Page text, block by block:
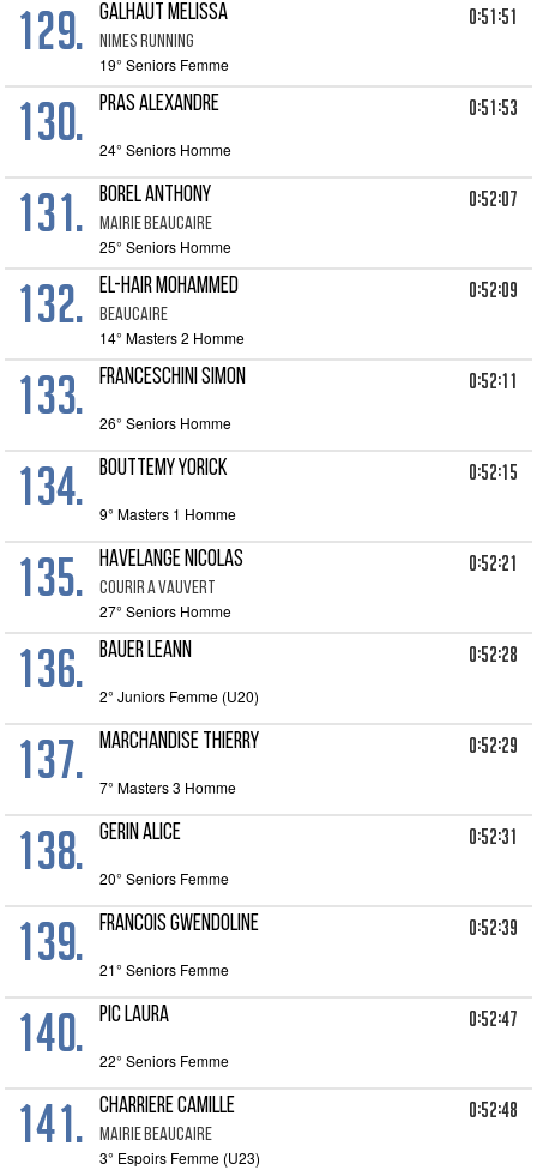
129. GALHAUT MELISSA
NIMES RUNNING
0:51:51
19° Seniors Femme
130. PRAS ALEXANDRE 0:51:53
24° Seniors Homme
131. BOREL ANTHONY
MAIRIE BEAUCAIRE
0:52:07
25° Seniors Homme
132. EL-HAIR MOHAMMED
BEAUCAIRE
0:52:09
14° Masters 2 Homme
133. FRANCESCHINI SIMON 0:52:11
26° Seniors Homme
134. BOUTTEMY YORICK 0:52:15
9° Masters 1 Homme
135. HAVELANGE NICOLAS
COURIR A VAUVERT
0:52:21
27° Seniors Homme
136. BAUER LEANN 0:52:28
2° Juniors Femme (U20)
137. MARCHANDISE THIERRY 0:52:29
7° Masters 3 Homme
138. GERIN ALICE 0:52:31
20° Seniors Femme
139. FRANCOIS GWENDOLINE 0:52:39
21° Seniors Femme
140. PIC LAURA 0:52:47
22° Seniors Femme
141. CHARRIERE CAMILLE
MAIRIE BEAUCAIRE
0:52:48
3° Espoirs Femme (U23)